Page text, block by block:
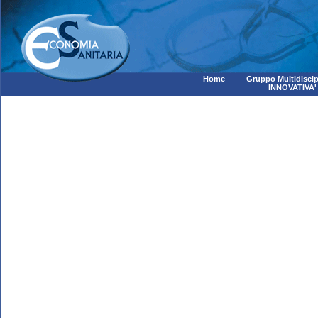
Home
Gruppo
INNOVATIVA'